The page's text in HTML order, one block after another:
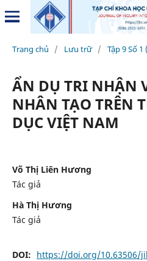
Trang chủ / Lưu trữ / Tập 9 Số 1
ẨN DỤ TRI NHẬN
NHÂN TẠO TRÊN
DỤC VIỆT NAM
Võ Thị Liên Hương
Tác giả
Hà Thị Hương
Tác giả
DOI: https://doi.org/10.63506/